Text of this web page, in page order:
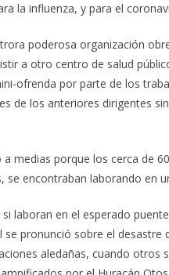
la influenza, y para el
poderosa organización
a otro centro de salud
ofrenda por parte de los
de los anteriores dirigentes
medias porque los cerca de
encontraban laborando en
laboran en el esperado
pronunció sobre el desastre
aledañas, cuando otros